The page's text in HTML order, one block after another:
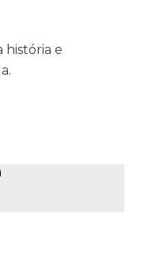
história e